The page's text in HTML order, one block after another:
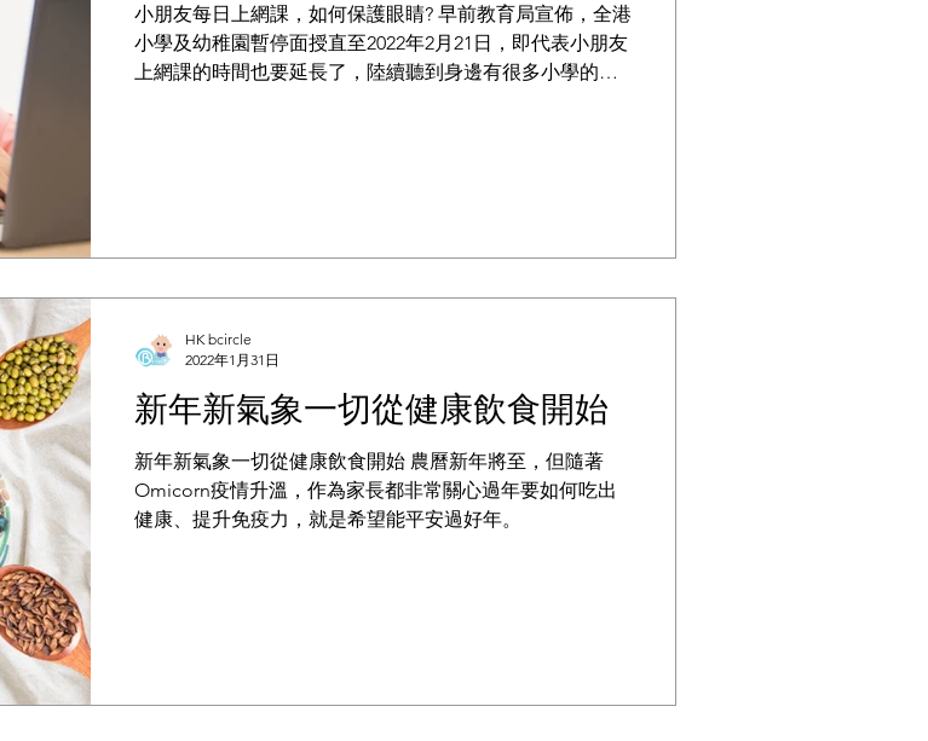
小朋友每日上網課，如何保護眼睛? 早前教育局宣佈，全港
小學及幼稚園暫停面授直至2022年2月21日，即代表小朋友
上網課的時間也要延長了，陸續聽到身邊有很多小學的同
新年新氣象一切從健康飲食開始
新年新氣象一切從健康飲食開始 農曆新年將至，但隨著
Omicorn疫情升溫，作為家長都非常關心過年要如何吃出
健康、提升免疫力，就是希望能平安過好年。
HK bcircle
2022年1月31日